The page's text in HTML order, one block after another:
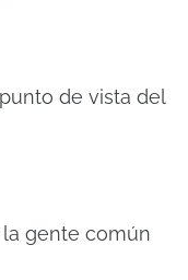
de vista del
gente común